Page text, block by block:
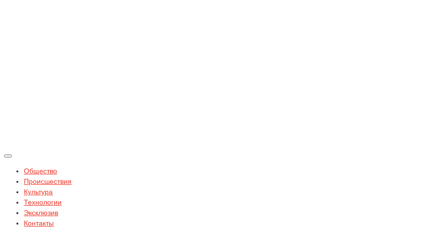
Общество
Происшествия
Культура
Технологии
Эксклюзив
Контакты